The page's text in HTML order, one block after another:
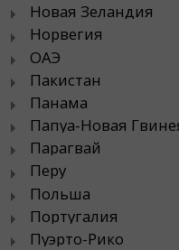
Новая Зеландия
Норвегия
ОАЭ
Пакистан
Панама
Папуа-Новая
Парагвай
Перу
Польша
Португалия
Пуэрто-Рико